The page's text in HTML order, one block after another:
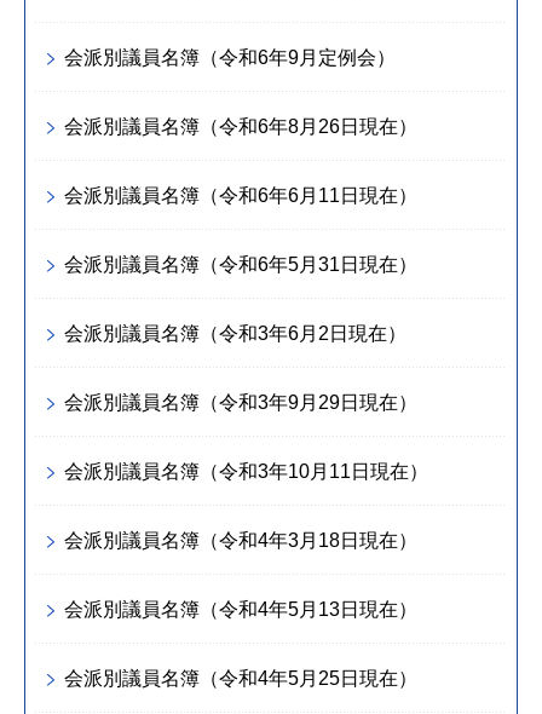
会派別議員名簿（令和6年9月定例会）
会派別議員名簿（令和6年8月26日現在）
会派別議員名簿（令和6年6月11日現在）
会派別議員名簿（令和6年5月31日現在）
会派別議員名簿（令和3年6月2日現在）
会派別議員名簿（令和3年9月29日現在）
会派別議員名簿（令和3年10月11日現在）
会派別議員名簿（令和4年3月18日現在）
会派別議員名簿（令和4年5月13日現在）
会派別議員名簿（令和4年5月25日現在）